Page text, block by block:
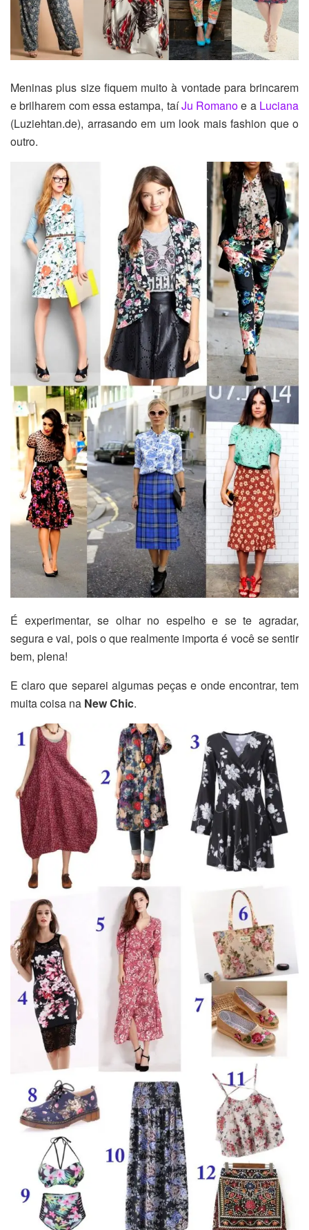
Meninas plus size fiquem muito à vontade para brincarem
e brilharem com essa estampa, taíJu Romanoe a Luciana
(Luziehtan.de), arrasando em um look mais fashion que o
outro.
É experimentar, se olhar no espelho e se te agradar,
segura e vai, pois o que realmente importa é você se sentir
bem, plena!
E claro que separei algumas peças e onde encontrar, tem
muita coisa na New Chic.